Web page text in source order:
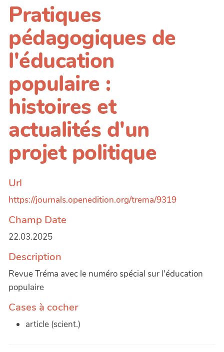
Pratiques
pédagogiques de
l'éducation
populaire :
histoires et
actualités d'un
projet politique
Url
https://journals.openedition.org/trema/9319
Champ Date
22.03.2025
Description
Revue Tréma avec le numéro spécial sur l'éducation
populaire
Cases à cocher
article (scient.)